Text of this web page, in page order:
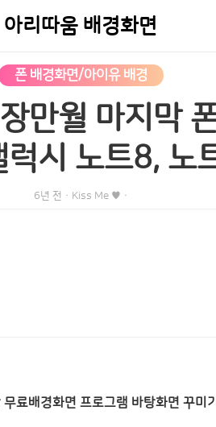
아리따움 배경화면
폰 배경화면/아이유 배경
만월 마지막
시 노트8, 노
6년 전 · Kiss Me ♥ ·
료배경화면 프로그램 바탕화면 꾸미기